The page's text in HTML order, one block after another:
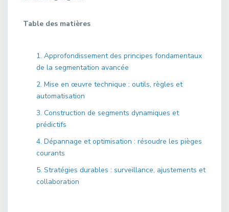
Table des matières
1. Approfondissement des principes fondamentaux
de la segmentation avancée
2. Mise en œuvre technique : outils, règles et
automatisation
3. Construction de segments dynamiques et
prédictifs
4. Dépannage et optimisation : résoudre les pièges
courants
5. Stratégies durables : surveillance, ajustements et
collaboration